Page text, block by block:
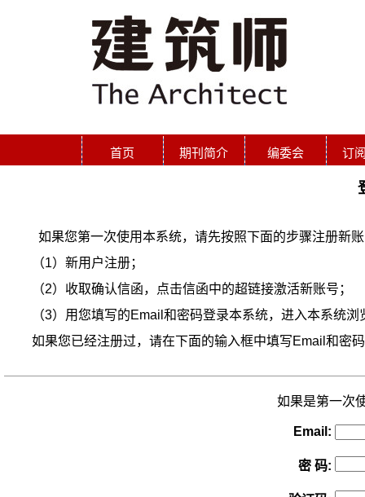
首页 期刊简介 编委会 订
如果您第一次使用本系统，请先按照下面的步骤注册新
（1）新用户注册；
（2）收取确认信函，点击信函中的超链接激活新账号；
（3）用您填写的Email和密码登录本系统，进入本系统
如果您已经注册过，请在下面的输入框中填写Email和密
如果是第一次
Email:
密 码: